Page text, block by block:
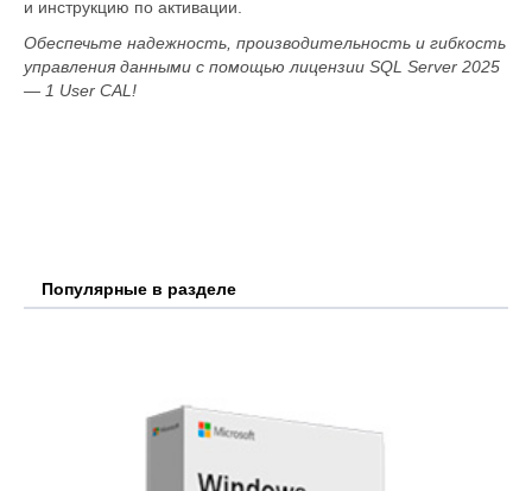
и инструкцию по активации.
Обеспечьте надежность, производительность и гибкость
управления данными с помощью лицензии SQL Server 2025
— 1 User CAL!
Популярные в разделе